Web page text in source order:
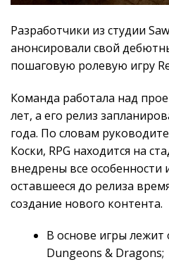
Разработчики из студии
анонсировали свой
пошаговую ролевую игру
Команда работала над
лет, а его релиз
года. По словам
Коски, RPG находится на
внедрены все особенности
оставшееся до релиза
создание нового контента.
В основе игры лежит
Dungeons & Dragons;